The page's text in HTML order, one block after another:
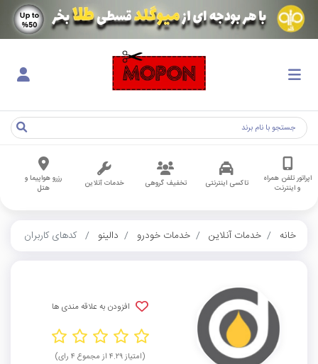
اپراتور تلفن همراه
و اینترنت
تاکسی اینترنتی تخفیف گروهی خدمات آنلاین
رزرو هواپیما و
هتل
خانه خدمات آنلاین خدمات خودرو دالینو کدهای کاربران
افزودن به علاقه مندی ها
(امتیاز ۴.۲۹ از مجموع ۴ رای)